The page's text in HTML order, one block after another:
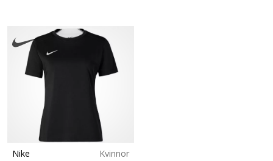
Nike
Kvinnor